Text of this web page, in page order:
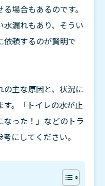
場合もあるのです。
漏れもあり、そうい
依頼するのが賢明で
主な原因と、状況に
。「トイレの水が止
なった！」などのトラ
にしてください。